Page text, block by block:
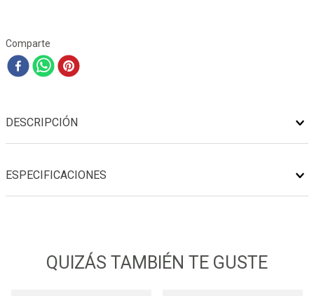
Comparte
DESCRIPCIÓN
ESPECIFICACIONES
QUIZÁS TAMBIÉN TE GUSTE